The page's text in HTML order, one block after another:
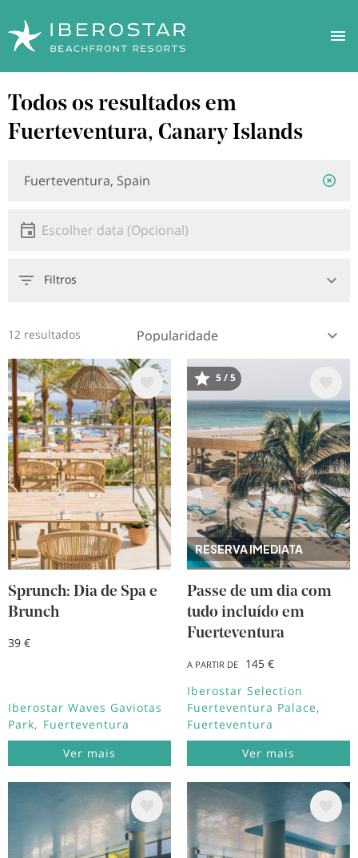
para
conteúdo
Todos os resultados em
Fuerteventura, Canary Islands
Data
Escolher data
Filtros
12 resultados
Imagem
Sprunch: Dia de Spa e
Brunch
39 €
Iberostar Waves Gaviotas
Park
Fuerteventura
Ver mais
RESERVA IMEDIATA
Imagem
5 / 5
Passe de um dia com
tudo incluído em
Fuerteventura
A PARTIR DE
145 €
Iberostar Selection
Fuerteventura Palace
Fuerteventura
Ver mais
Imagem Imagem